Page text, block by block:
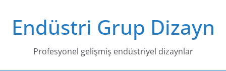
contentEndüstri Grup Dizayn
Profesyonel gelişmiş endüstriyel dizaynlar